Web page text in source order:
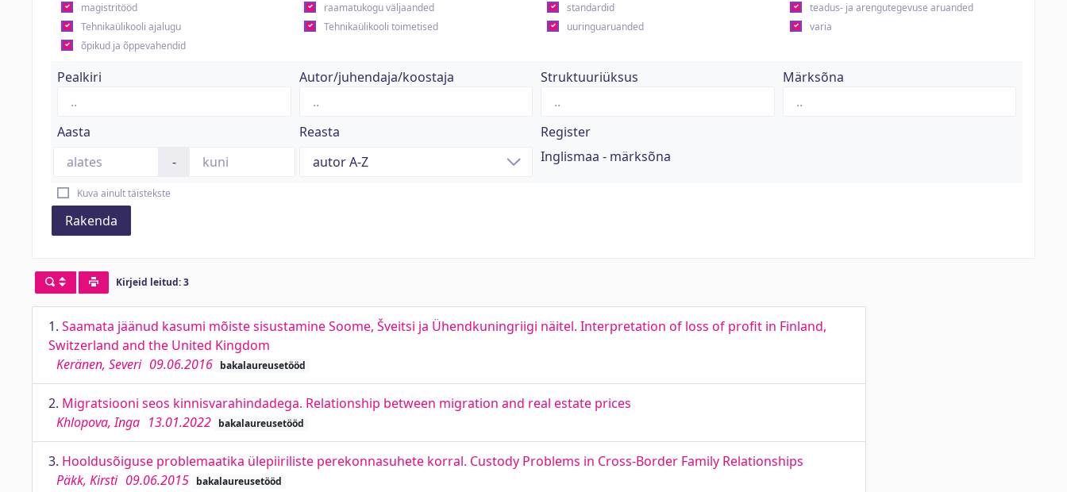
magistritööd
raamatukogu väljaanded standardid
teadus- ja arengutegevuse aruanded
Tehnikaülikooli ajalugu
Tehnikaülikooli toimetised uuringuaruanded
varia
õpikud ja õppevahendid
Pealkiri Autor/juhendaja/koostaja Struktuuriüksus Märksõna
Aasta
-
Reasta
Register
Inglismaa - märksõna
Kuva ainult täistekste
Rakenda
Kirjeid leitud: 3
1. Saamata jäänud kasumi mõiste sisustamine Soome, Šveitsi ja Ühendkuningriigi näitel. Interpretation of loss of profit in Finland,
Switzerland and the United Kingdom
Keränen, Severi 09.06.2016 bakalaureusetööd
2. Migratsiooni seos kinnisvarahindadega. Relationship between migration and real estate prices
Khlopova, Inga 13.01.2022 bakalaureusetööd
3. Hooldusõiguse problemaatika ülepiiriliste perekonnasuhete korral. Custody Problems in Cross-Border Family Relationships
Päkk, Kirsti 09.06.2015 bakalaureusetööd